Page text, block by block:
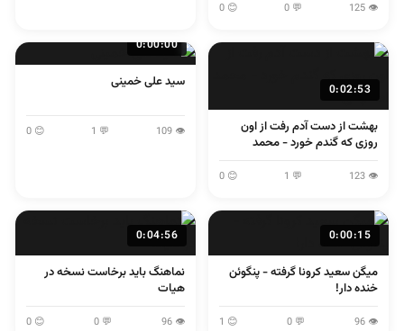
👁 125
💬 0
😊 0
0:02:53
بهشت از دست آدم رفت از اون
روزی که گندم خورد - محمد
👁 123
💬 1
😊 0
0:00:00
سید علی خمینی
👁 109
💬 1
😊 0
0:00:15
میگن سعید کرونا گرفته - پنگوئن
خنده دار!
👁 96
💬 0
😊 1
0:04:56
نماهنگ باید برخاست نسخه در
هیات
👁 96
💬 0
😊 0